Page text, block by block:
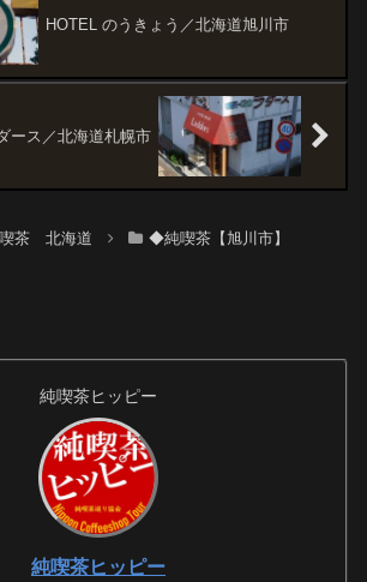
HOTEL のうきょう／北海道旭川市
ース／北海道札幌市
茶 北海道 ◆純喫茶【旭川市】
純喫茶ヒッピー
純喫茶ヒッピー